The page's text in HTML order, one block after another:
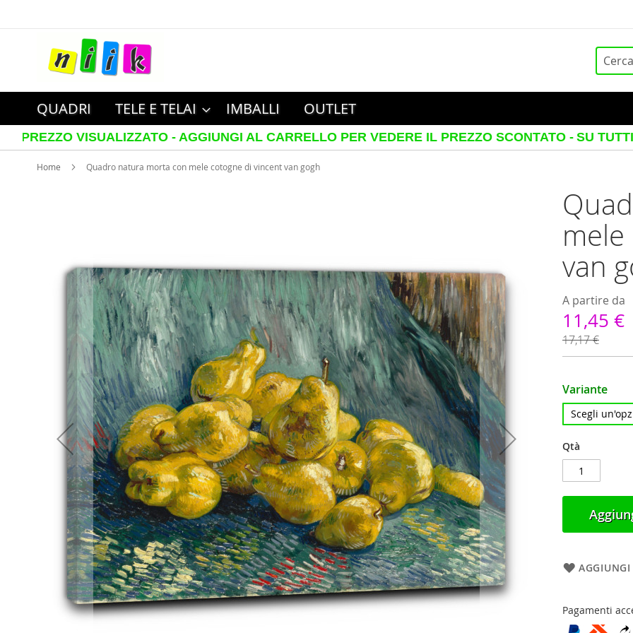
contenuto
Cerca
QUADRI TELE E TELAI IMBALLI OUTLET
- AGGIUNGI AL CARRELLO PER VEDERE IL PREZZO SCONTATO - SU TUTTI I TELAI IN
Home Quadro natura morta con mele cotogne di vincent van gogh
immagini
van
A partire da
11,45 €
17,17 €
Variante
Qtà
Pagamenti